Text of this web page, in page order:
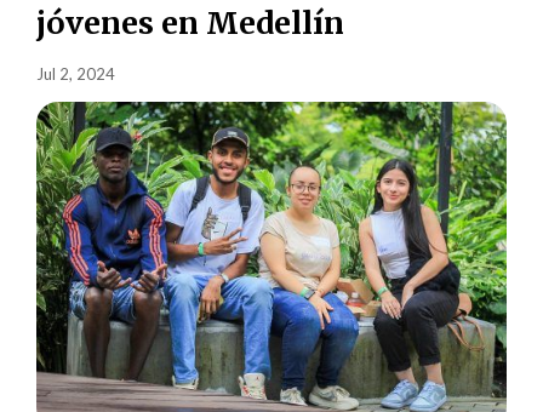
jóvenes en Medellín
Jul 2, 2024